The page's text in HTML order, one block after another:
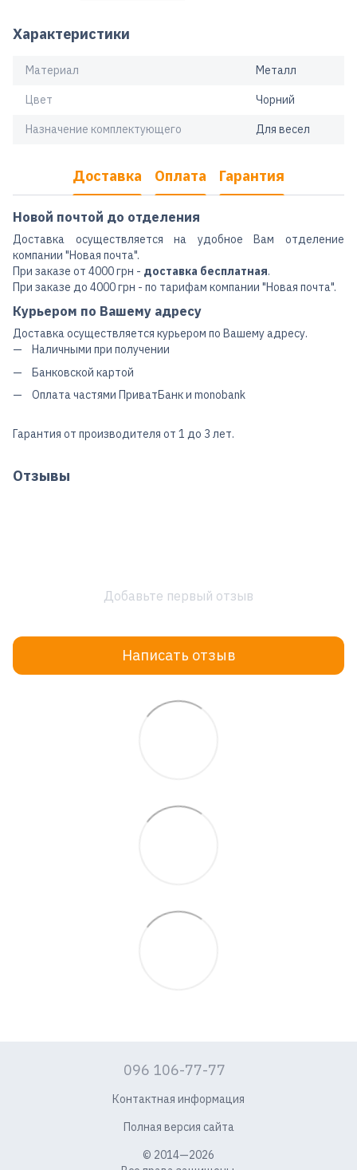
Характеристики
Материал Металл
Цвет Чорний
Назначение комплектующего Для весел
Доставка Оплата Гарантия
Новой почтой до отделения
Доставка осуществляется на удобное Вам отделение
компании "Новая почта".
При заказе от 4000 грн - доставка бесплатная.
При заказе до 4000 грн - по тарифам компании "Новая почта".
Курьером по Вашему адресу
Доставка осуществляется курьером по Вашему адресу.
Наличными при получении
Банковской картой
Оплата частями ПриватБанк и monobank
Гарантия от производителя от 1 до 3 лет.
Отзывы
Добавьте первый отзыв
Написать отзыв
096 106-77-77
Контактная информация
Полная версия сайта
© 2014—2026